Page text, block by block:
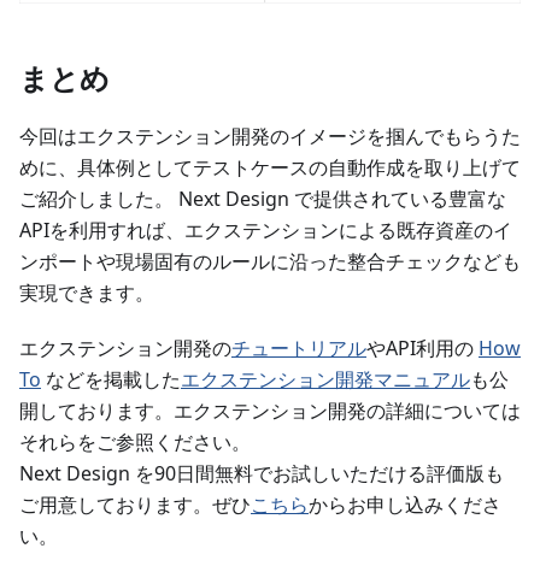
まとめ
今回はエクステンション開発のイメージを掴んでもらうた
めに、具体例としてテストケースの自動作成を取り上げて
ご紹介しました。 Next Design で提供されている豊富な
APIを利用すれば、エクステンションによる既存資産のイ
ンポートや現場固有のルールに沿った整合チェックなども
実現できます。
エクステンション開発のチュートリアルやAPI利用の How
To などを掲載したエクステンション開発マニュアルも公
開しております。エクステンション開発の詳細については
それらをご参照ください。
Next Design を90日間無料でお試しいただける評価版も
ご用意しております。ぜひこちらからお申し込みくださ
い。